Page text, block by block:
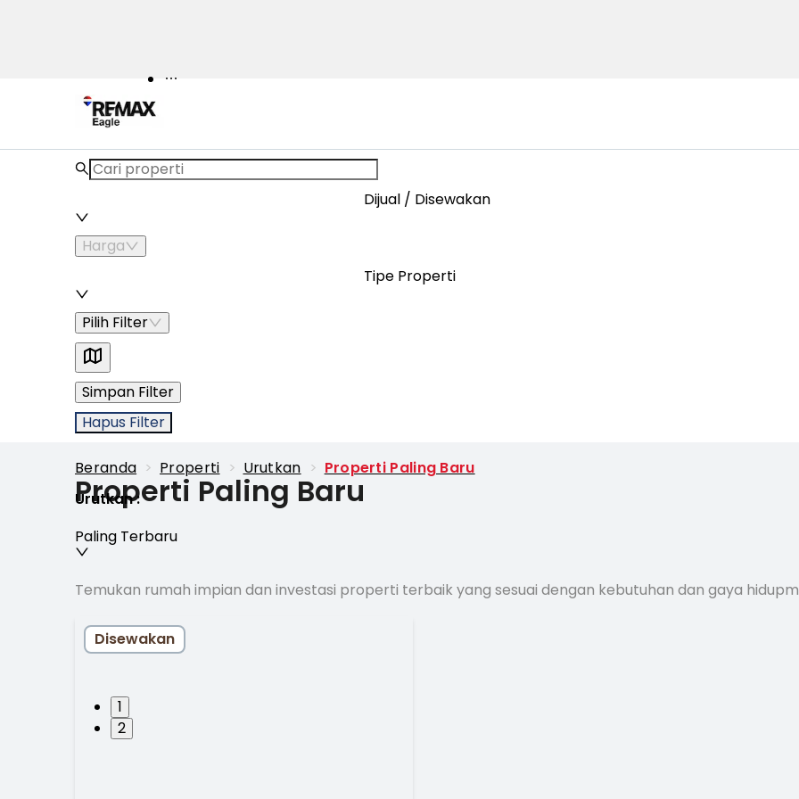
Properti
KPR
Titip Jual
Agen
Blog
Istilah Properti
Lainnya
Dijual / Disewakan
Harga
Tipe Properti
Pilih Filter
Simpan Filter
Hapus Filter
Beranda > Properti > Urutkan > Properti Paling Baru
Properti Paling Baru
Urutkan:
Paling Terbaru
Temukan rumah impian dan investasi properti terbaik yang sesuai dengan kebutuhan dan gaya
1
2
Disewakan